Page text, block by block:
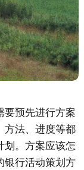
要预先进行方案
方法、进度等都
划。方案应该怎
银行活动策划方